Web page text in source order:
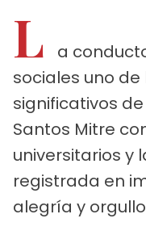
L
a
sociales uno
significativos
Santos Mitre
universitarios y
registrada en
alegría y